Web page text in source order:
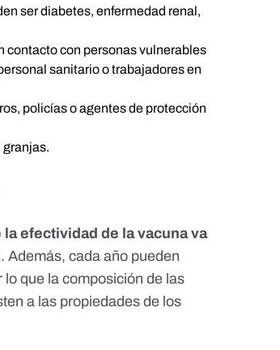
ser diabetes, enfermedad renal,
contacto con personas vulnerables
sanitario o trabajadores en
policías o agentes de protección
granjas.
la efectividad de la vacunava
. Además, cada año pueden
que la composición de las
a las propiedades de los